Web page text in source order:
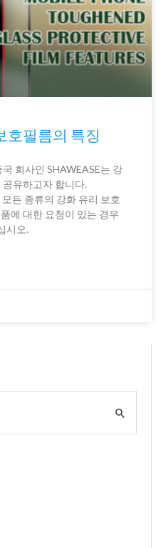
호필름의 특징
회사인 SHAWEASE는 강
유하고자 합니다.
든 종류의 강화 유리 보호
에 대한 요청이 있는 경우
시오.